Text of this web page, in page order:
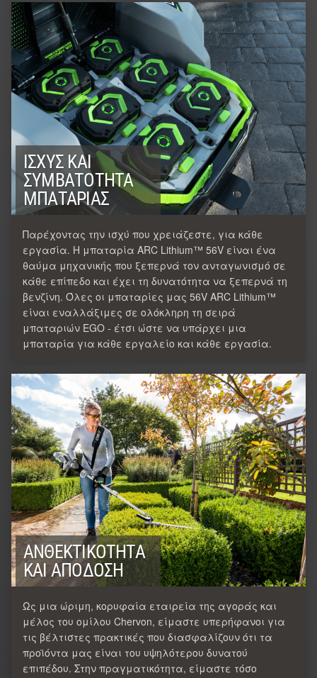
ΙΣΧΎΣ ΚΑΙ
ΣΥΜΒΑΤΌΤΗΤΑ
ΜΠΑΤΑΡΊΑΣ
Παρέχοντας την ισχύ που χρειάζεστε, για κάθε
εργασία. Η μπαταρία ARC Lithium™ 56V είναι ένα
θαύμα μηχανικής που ξεπερνά τον ανταγωνισμό σε
κάθε επίπεδο και έχει τη δυνατότητα να ξεπερνά τη
βενζίνη. Όλες οι μπαταρίες μας 56V ARC Lithium™
είναι εναλλάξιμες σε ολόκληρη τη σειρά
μπαταριών EGO - έτσι ώστε να υπάρχει μια
μπαταρία για κάθε εργαλείο και κάθε εργασία.
ΑΝΘΕΚΤΙΚΌΤΗΤΑ
ΚΑΙ ΑΠΌΔΟΣΗ
Ως μια ώριμη, κορυφαία εταιρεία της αγοράς και
μέλος του ομίλου Chervon, είμαστε υπερήφανοι για
τις βέλτιστες πρακτικές που διασφαλίζουν ότι τα
προϊόντα μας είναι του υψηλότερου δυνατού
επιπέδου. Στην πραγματικότητα, είμαστε τόσο